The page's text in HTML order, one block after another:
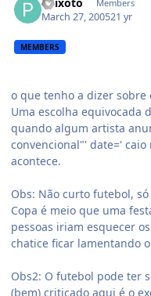
Members
March 27, 200521 yr
MEMBERS
o que tenho a dizer
Uma escolha equivocada
quando algum artista
convencional"' date='
acontece.
Obs: Não curto futebol,
Copa é meio que uma
pessoas iriam esquecer
chatice ficar lamentando
Obs2: O futebol pode ter
(bem) criticado aqui é o